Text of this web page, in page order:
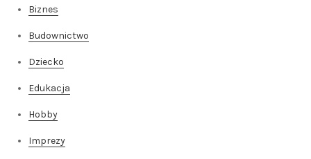
Biznes
Budownictwo
Dziecko
Edukacja
Hobby
Imprezy